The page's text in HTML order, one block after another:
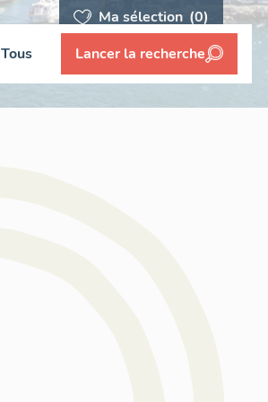
Ma sélection (0)
Tous Lancer la recherche